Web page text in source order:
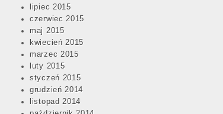
lipiec 2015
czerwiec 2015
maj 2015
kwiecień 2015
marzec 2015
luty 2015
styczeń 2015
grudzień 2014
listopad 2014